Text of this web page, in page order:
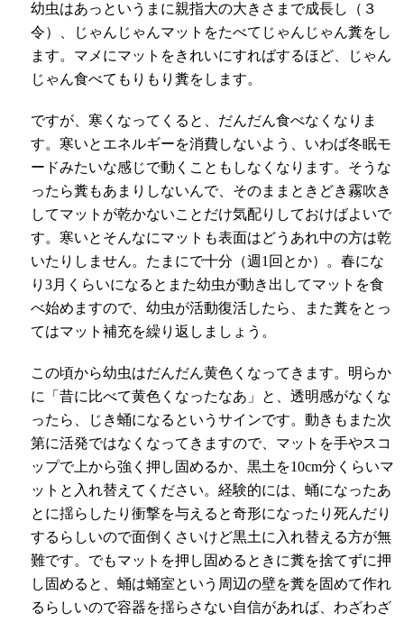
幼虫はあっというまに親指大の大きさまで成長し（３
令）、じゃんじゃんマットをたべてじゃんじゃん糞をし
ます。マメにマットをきれいにすればするほど、じゃん
じゃん食べてもりもり糞をします。
ですが、寒くなってくると、だんだん食べなくなりま
す。寒いとエネルギーを消費しないよう、いわば冬眠モ
ードみたいな感じで動くこともしなくなります。そうな
ったら糞もあまりしないんで、そのままときどき霧吹き
してマットが乾かないことだけ気配りしておけばよいで
す。寒いとそんなにマットも表面はどうあれ中の方は乾
いたりしません。たまにで十分（週 1 回とか）。春にな
り 3月くらいになるとまた幼虫が動き出してマットを食
べ始めますので、幼虫が活動復活したら、また糞をとっ
てはマット補充を繰り返しましょう。
この頃から幼虫はだんだん黄色くなってきます。明らか
に「昔に比べて黄色くなったなあ」と、透明感がなくな
ったら、じき蛹になるというサインです。動きもまた次
第に活発ではなくなってきますので、マットを手やスコ
ップで上から強く押し固めるか、黒土を10cm分くらいマ
ットと入れ替えてください。経験的には、蛹になったあ
とに揺らしたり衝撃を与えると奇形になったり死んだり
するらしいので面倒くさいけど黒土に入れ替える方が無
難です。でもマットを押し固めるときに糞を捨てずに押
し固めると、蛹は蛹室という周辺の壁を糞を固めて作れ
るらしいので容器を揺らさない自信があれば、わざわざ